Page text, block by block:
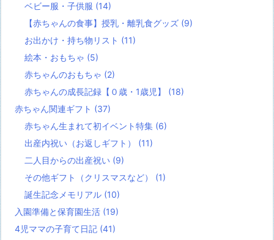
ベビー服・子供服 (14)
【赤ちゃんの食事】授乳・離乳食グッズ (9)
お出かけ・持ち物リスト (11)
絵本・おもちゃ (5)
赤ちゃんのおもちゃ (2)
赤ちゃんの成長記録【０歳・1歳児】 (18)
赤ちゃん関連ギフト (37)
赤ちゃん生まれて初イベント特集 (6)
出産内祝い（お返しギフト） (11)
二人目からの出産祝い (9)
その他ギフト（クリスマスなど） (1)
誕生記念メモリアル (10)
入園準備と保育園生活 (19)
4児ママの子育て日記 (41)